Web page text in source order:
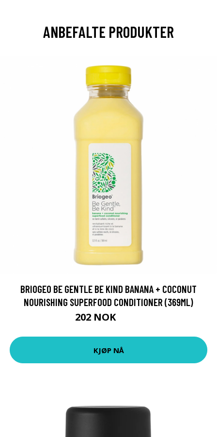
ANBEFALTE PRODUKTER
BRIOGEO BE GENTLE BE KIND BANANA + COCONUT
NOURISHING SUPERFOOD CONDITIONER (369ML)
202 NOK
KJØP NÅ